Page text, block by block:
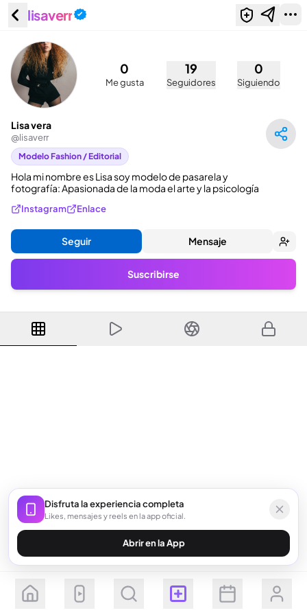
Lisa vera (@lisaverr)
lisaverr
0
Me gusta
19
Seguidores
0
Siguiendo
Lisa vera
@lisaverr
Modelo Fashion / Editorial
Hola mi nombre es Lisa soy modelo de pasarela y
fotografía: Apasionada de la moda el arte y la psicología
Instagram Enlace
Seguir Mensaje
Suscribirse
Seguir Suscribirse
Disfruta la experiencia completa
Likes, mensajes y reels en la app oficial.
Abrir en la App